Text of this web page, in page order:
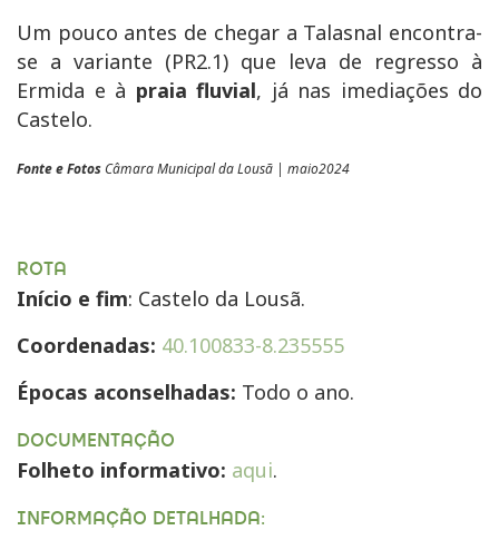
Um pouco antes de chegar a Talasnal encontra-
se a variante (PR2.1) que leva de regresso à
Ermida e à praia fluvial, já nas imediações do
Castelo.
Fonte e Fotos Câmara Municipal da Lousã | maio2024
ROTA
Início e fim: Castelo da Lousã.
Coordenadas: 40.100833-8.235555
Épocas aconselhadas: Todo o ano.
DOCUMENTAÇÃO
Folheto informativo: aqui.
INFORMAÇÃO DETALHADA: